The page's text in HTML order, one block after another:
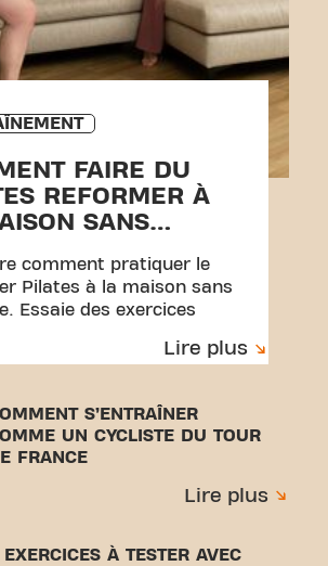
FAIRE DU
REFORMER À
SANS
comment pratiquer le
Pilates à la maison sans
Essaie des exercices
parfait pour débuter.
Lire plus
S’ENTRAÎNER
UN CYCLISTE DU TOUR
FRANCE
Lire plus
À TESTER AVEC